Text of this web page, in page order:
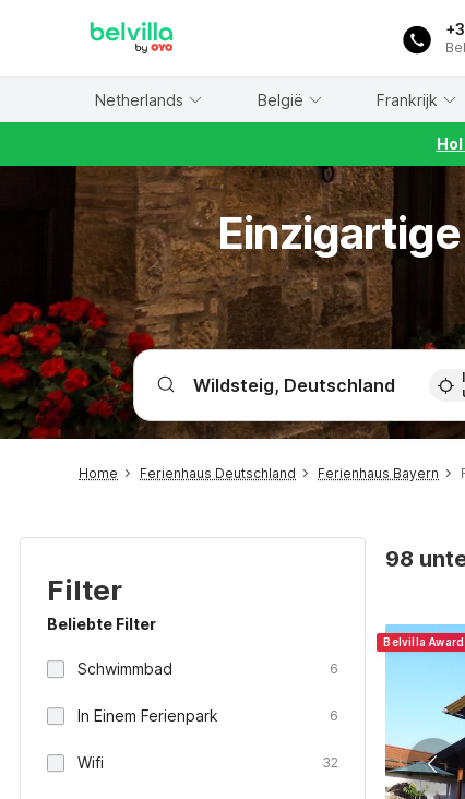
Netherlands België Frankrijk
Home Ferienhaus Deutschland Ferienhaus Bayern
Filter
Beliebte Filter
Schwimmbad 6
In Einem Ferienpark 6
Wifi 32
98
Belvilla